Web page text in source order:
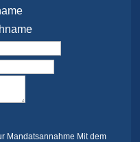
Mandatsannahme Mit dem